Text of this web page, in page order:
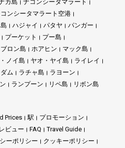
カ島
ナコンシータマラート
ンシータマラート空港
ハジャイ パタヤ
パンガー
プーケット
プー島
ブロン島 ホアヒン
マック島
ノイ島 ヤオ・ヤイ島
ライレイ
ム ラチャ島
ラヨーン
ランプーン リペ島 リボン島
Prices 駅
プロモーション
レビュー FAQ
Travel Guide
ーポリシー
クッキーポリシー